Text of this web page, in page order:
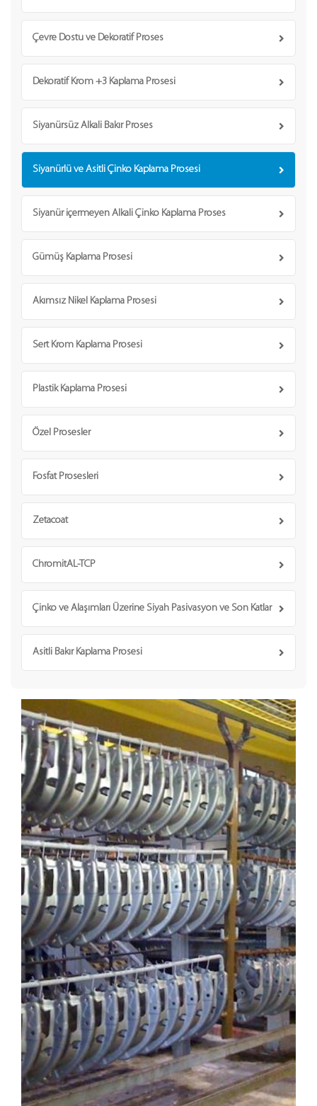
Çevre Dostu ve Dekoratif Proses
Dekoratif Krom +3 Kaplama Prosesi
Siyanürsüz Alkali Bakır Proses
Siyanürlü ve Asitli Çinko Kaplama Prosesi
Siyanür içermeyen Alkali Çinko Kaplama Proses
Gümüş Kaplama Prosesi
Akımsız Nikel Kaplama Prosesi
Sert Krom Kaplama Prosesi
Plastik Kaplama Prosesi
Özel Prosesler
Fosfat Prosesleri
Zetacoat
ChromitAL-TCP
Çinko ve Alaşımları Üzerine Siyah Pasivasyon ve Son Katlar
Asitli Bakır Kaplama Prosesi